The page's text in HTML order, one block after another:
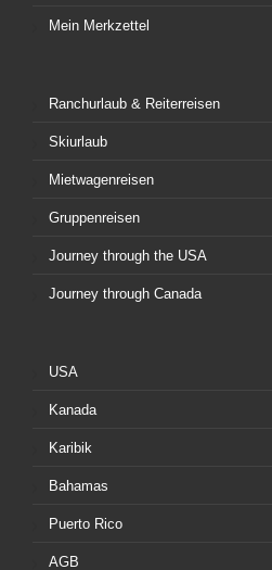
Mein Merkzettel
Ranchurlaub & Reiterreisen
Skiurlaub
Mietwagenreisen
Gruppenreisen
Journey through the USA
Journey through Canada
USA
Kanada
Karibik
Bahamas
Puerto Rico
AGB